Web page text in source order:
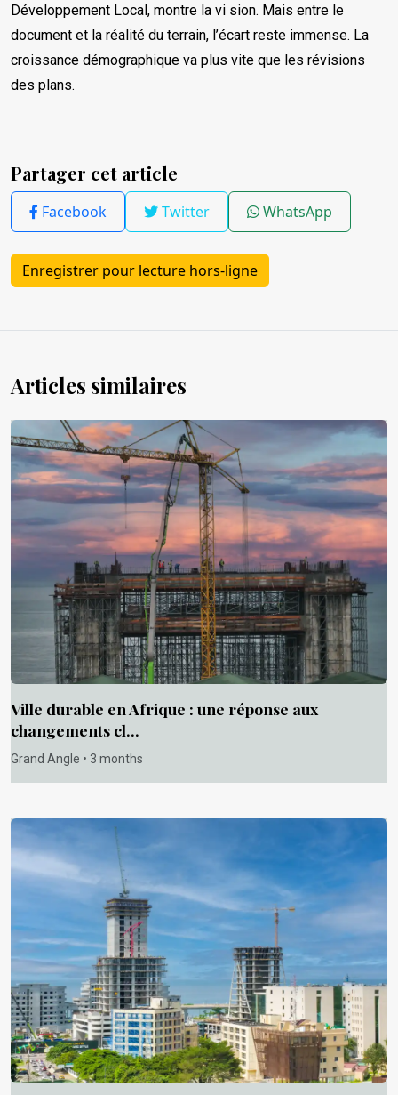
Développement Local, montre la vi sion. Mais entre le
document et la réalité du terrain, l’écart reste immense. La
croissance démographique va plus vite que les révisions
des plans.
Partager cet article
Facebook Twitter WhatsApp
Enregistrer pour lecture hors-ligne
Articles similaires
Ville durable en Afrique : une réponse aux
changements cl...
Grand Angle • 3 months